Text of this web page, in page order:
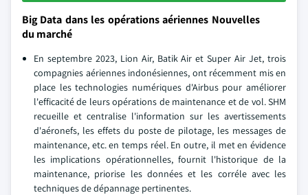
Big Data dans les opérations aériennes Nouvelles
du marché
En septembre 2023, Lion Air, Batik Air et Super Air Jet, trois
compagnies aériennes indonésiennes, ont récemment mis en
place les technologies numériques d'Airbus pour améliorer
l'efficacité de leurs opérations de maintenance et de vol. SHM
recueille et centralise l'information sur les avertissements
d'aéronefs, les effets du poste de pilotage, les messages de
maintenance, etc. en temps réel. En outre, il met en évidence
les implications opérationnelles, fournit l'historique de la
maintenance, priorise les données et les corréle avec les
techniques de dépannage pertinentes.